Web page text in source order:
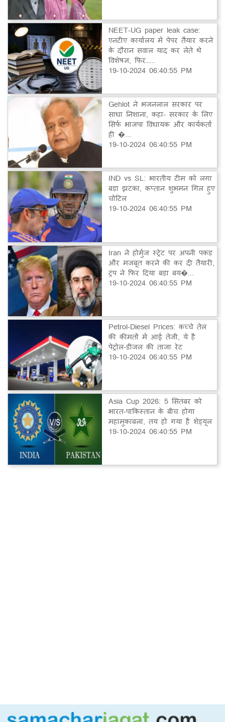
NEET-UG paper leak case:
एनटीए कार्यालय में पेपर तैयार करने
के दौरान सवाल याद कर लेते थे
विशेषज्ञ, फिर…...
19-10-2024 06:40:55 PM
Gehlot ने भजनलाल सरकार पर
साधा निशाना, कहा- सरकार के लिए
सिर्फ भाजपा विधायक और कार्यकर्ता
ही �...
19-10-2024 06:40:55 PM
IND vs SL: भारतीय टीम को लगा
बड़ा झटका, कप्तान शुभमन गिल हुए
चोटिल
19-10-2024 06:40:55 PM
Iran ने होर्मुज स्ट्रेट पर अपनी पकड़
और मजबूत करने की कर दी तैयारी,
ट्रंप ने फिर दिया बड़ा बय�...
19-10-2024 06:40:55 PM
Petrol-Diesel Prices: कच्चे तेल
की कीमतों में आई तेजी, ये है
पेट्रोल-डीजल की ताजा रेट
19-10-2024 06:40:55 PM
Asia Cup 2026: 5 सितंबर को
भारत-पाकिस्तान के बीच होगा
महामुकाबला, तय हो गया है शेड्यूल
19-10-2024 06:40:55 PM